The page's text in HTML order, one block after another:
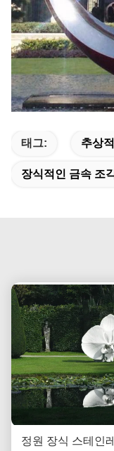
태그: 추상
장식적인 금속 조
정원 장식 스테인